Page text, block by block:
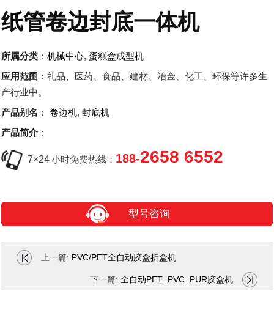
纸管卷边封底一体机
所属分类 ：机械中心,蛋糕盒成型机
应用范围 ：礼品、医药、食品、建材、冶金、化工、环保等许多生
产行业中。
产品别名 ：卷边机,封底机
产品简介：
7×24小时免费热线： 188-2658 6552
型号咨询
上一篇: PVC/PET全自动胶盒折盒机
下一篇: 全自动PET_PVC_PUR胶盒机